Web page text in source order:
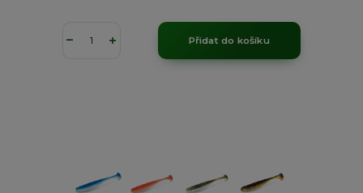
Přidat do košíku